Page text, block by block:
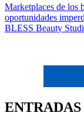
Navegación
de
Marketplaces de los
oportunidades
BLESS Beauty